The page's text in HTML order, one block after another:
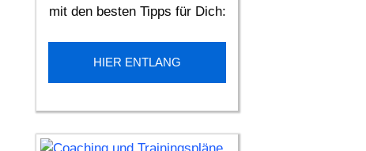
mit den besten Tipps für Dich:
HIER ENTLANG